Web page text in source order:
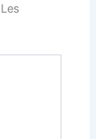
Les